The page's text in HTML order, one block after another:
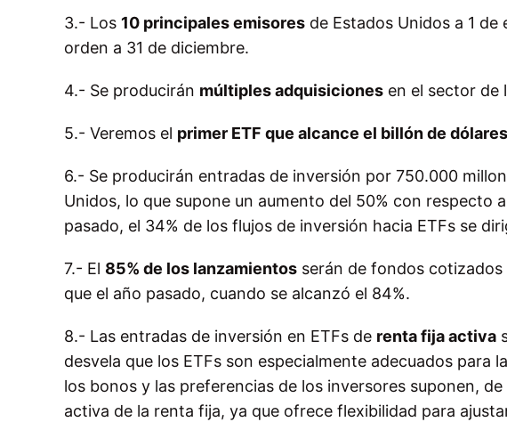
3.- Los 10 principales emisores de Estados Unidos a 1
orden a 31 de diciembre.
4.- Se producirán múltiples adquisiciones en el sector de
5.- Veremos el primer ETF que alcance el billón de dólares
6.- Se producirán entradas de inversión por 750.000
Unidos, lo que supone un aumento del 50% con respecto
pasado, el 34% de los flujos de inversión hacia ETFs se
7.- El 85% de los lanzamientos serán de fondos
que el año pasado, cuando se alcanzó el 84%.
8.- Las entradas de inversión en ETFs de renta fija activa
desvela que los ETFs son especialmente adecuados para
los bonos y las preferencias de los inversores suponen,
activa de la renta fija, ya que ofrece flexibilidad para